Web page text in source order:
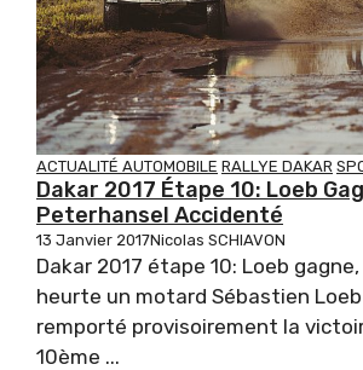
ACTUALITÉ AUTOMOBILE RALLYE DAKAR
Dakar 2017 Étape 10: Loeb
Peterhansel Accidenté
13 Janvier 2017Nicolas SCHIAVON
Dakar 2017 étape 10: Loeb
heurte un motard Sébastien
remporté provisoirement la
10ème ...